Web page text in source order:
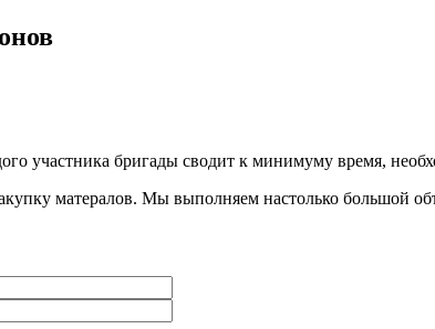
участника бригады сводит к минимуму время,
матералов. Мы выполняем настолько большой